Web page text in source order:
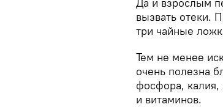
вызвать отеки.
три чайные
Тем не менее
очень полезна
фосфора,
и витаминов.